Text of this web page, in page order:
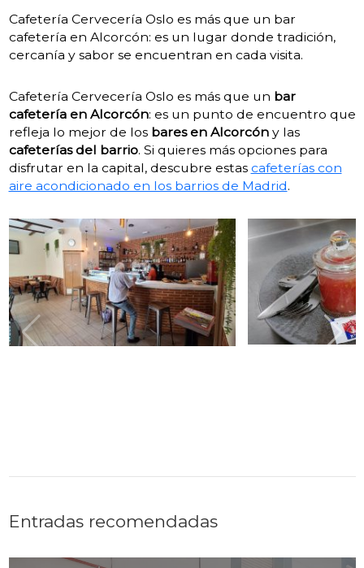
Cafetería Cervecería Oslo es más que un bar
cafetería en Alcorcón: es un lugar donde tradición,
cercanía y sabor se encuentran en cada visita.
Cafetería Cervecería Oslo es más que un bar
cafetería en Alcorcón: es un punto de encuentro que
refleja lo mejor de los bares en Alcorcóny las
cafeterías del barrio. Si quieres más opciones para
disfrutar en la capital, descubre estas cafeterías con
aire acondicionado en los barrios de Madrid.
Entradas recomendadas